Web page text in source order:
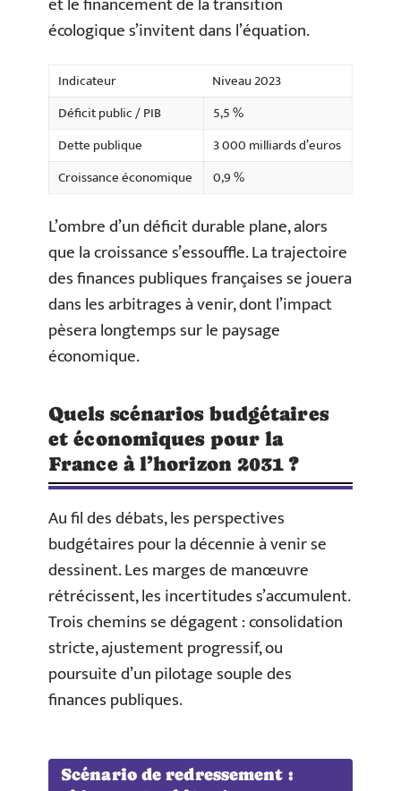
écologique s’invitent dans l’équation.
Indicateur
Niveau 2023
Déficit public / PIB
5,5 %
Dette publique
3 000 milliards d’euros
Croissance économique
0,9 %
L’ombre d’un déficit durable plane, alors
que la croissance s’essouffle. La trajectoire
des finances publiques françaises se jouera
dans les arbitrages à venir, dont l’impact
pèsera longtemps sur le paysage
économique.
Quels scénarios budgétaires
et économiques pour la
France à l’horizon 2031 ?
Au fil des débats, les perspectives
budgétaires pour la décennie à venir se
dessinent. Les marges de manœuvre
rétrécissent, les incertitudes s’accumulent.
Trois chemins se dégagent : consolidation
stricte, ajustement progressif, ou
poursuite d’un pilotage souple des
finances publiques.
Scénario de redressement :